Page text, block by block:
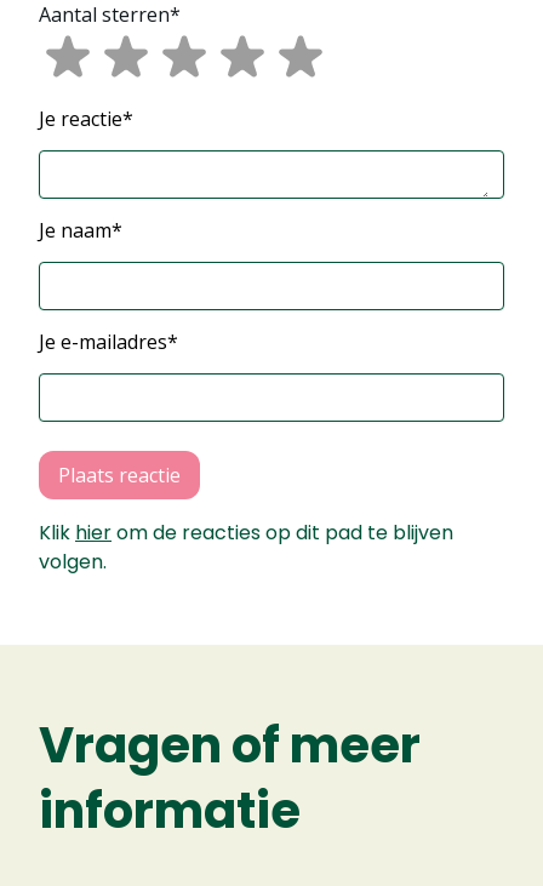
Aantal sterren*
Je reactie*
Je naam*
Je e-mailadres*
Plaats reactie
Klik hierom de reacties op dit pad te blijven
volgen.
Vragen of meer
informatie